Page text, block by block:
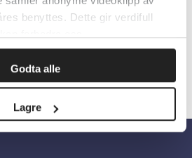
benyttes. Dette gir verdifull
Godta alle
Lagre